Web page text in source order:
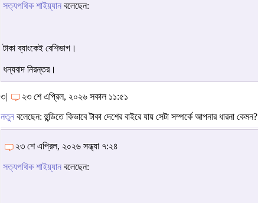
সত্যপথিক শাইয়্যান বলেছেন:
টাকা ব্যাংকেই বেশিভাগ।
ধন্যবাদ নিরন্তর।
৩| ২৩ শে এপ্রিল, ২০২৬ সকাল ১১:৫১
নতুন বলেছেন: হুন্ডিতে কিভাবে টাকা দেশের বাইরে যায় সেটা সম্পর্কে আপনার ধারনা কেমন?
২৩ শে এপ্রিল, ২০২৬ সন্ধ্যা ৭:২৪
সত্যপথিক শাইয়্যান বলেছেন: